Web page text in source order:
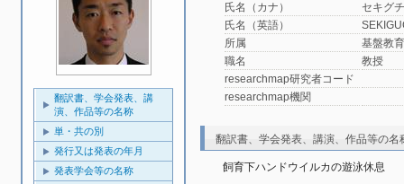
翻訳書、学会発表、講
演、作品等の名称
単・共の別
発行又は発表の年月
発表学会等の名称
氏名（カナ）
セキグ
氏名（英語）
所属
基盤教
職名
教授
researchmap研究者コード
researchmap機関
翻訳書、学会発表、講演、作品等の名
飼育下ハンドウイルカの遊泳休息